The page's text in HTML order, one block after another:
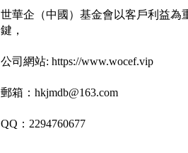
世華企（中國）基金會以客戶利益為
鍵，
公司網站: https://www.wocef.vip
郵箱：hkjmdb@163.com
QQ：2294760677